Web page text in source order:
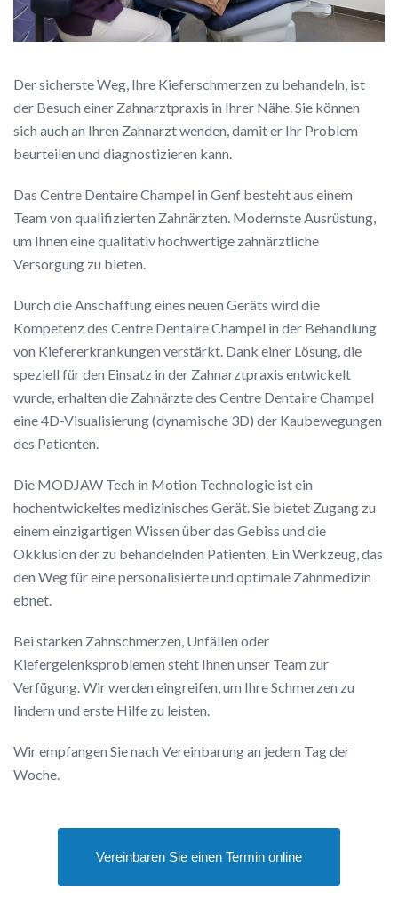
Der sicherste Weg, Ihre Kieferschmerzen zu behandeln, ist
der Besuch einer Zahnarztpraxis in Ihrer Nähe. Sie können
sich auch an Ihren Zahnarzt wenden, damit er Ihr Problem
beurteilen und diagnostizieren kann.
Das Centre Dentaire Champel in Genf besteht aus einem
Team von qualifizierten Zahnärzten. Modernste Ausrüstung,
um Ihnen eine qualitativ hochwertige zahnärztliche
Versorgung zu bieten.
Durch die Anschaffung eines neuen Geräts wird die
Kompetenz des Centre Dentaire Champel in der Behandlung
von Kiefererkrankungen verstärkt. Dank einer Lösung, die
speziell für den Einsatz in der Zahnarztpraxis entwickelt
wurde, erhalten die Zahnärzte des Centre Dentaire Champel
eine 4D-Visualisierung (dynamische 3D) der Kaubewegungen
des Patienten.
Die MODJAW Tech in Motion Technologie ist ein
hochentwickeltes medizinisches Gerät. Sie bietet Zugang zu
einem einzigartigen Wissen über das Gebiss und die
Okklusion der zu behandelnden Patienten. Ein Werkzeug, das
den Weg für eine personalisierte und optimale Zahnmedizin
ebnet.
Bei starken Zahnschmerzen, Unfällen oder
Kiefergelenksproblemen steht Ihnen unser Team zur
Verfügung. Wir werden eingreifen, um Ihre Schmerzen zu
lindern und erste Hilfe zu leisten.
Wir empfangen Sie nach Vereinbarung an jedem Tag der
Woche.
Vereinbaren Sie einen Termin online